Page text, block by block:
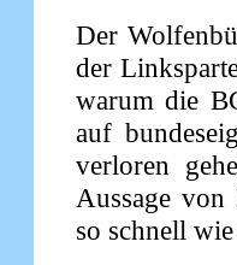
Der
der
warum die
auf
verloren
Aussage
so schnell